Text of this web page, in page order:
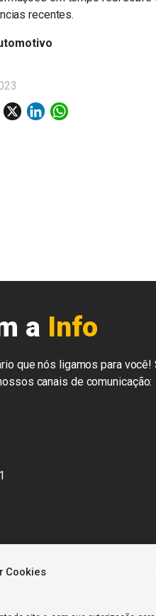
Cookies
recentes.
X LinkedIn
WhatsApp
a Info
que nós ligamos para você!
canais de comunicação: